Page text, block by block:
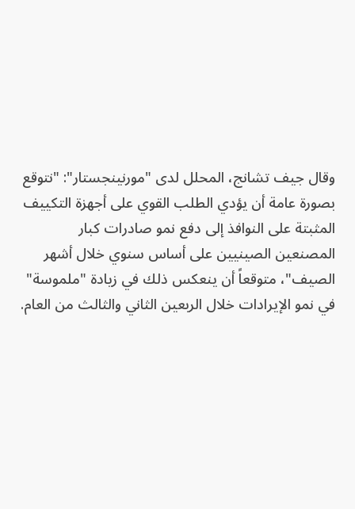
وقال جيف تشانج، المحلل لدى "مورنينجستار": "نتوقع
بصورة عامة أن يؤدي الطلب القوي على أجهزة التكييف
المثبتة على النوافذ إلى دفع نمو صادرات كبار
المصنعين الصينيين على أساس سنوي خلال أشهر
الصيف"، متوقعاً أن ينعكس ذلك في زيادة "ملموسة"
في نمو الإيرادات خلال الربعين الثاني والثالث من العام.